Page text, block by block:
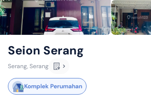
Seion Serang
Serang, Serang
Komplek Perumahan